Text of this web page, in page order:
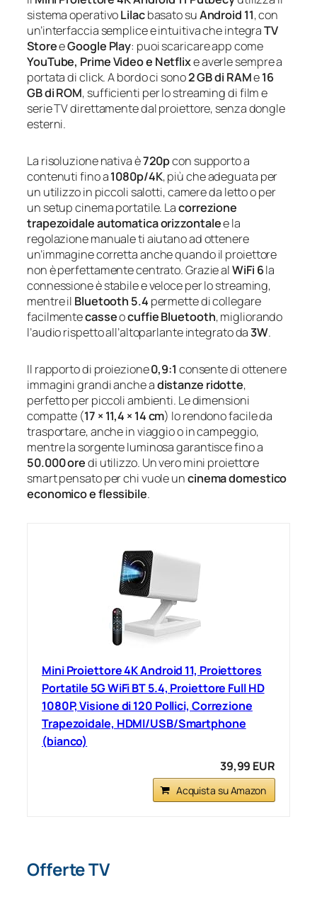
sistema operativoLilacbasato suAndroid 11, con
un’interfaccia semplice e intuitiva che integraTV
StoreeGoogle Play: puoi scaricare app come
YouTube, Prime Video e Netflixe averle sempre a
portata di click. A bordo ci sono2 GB di RAMe16
GB di ROM, sufficienti per lo streaming di film e
serie TV direttamente dal proiettore, senza dongle
esterni.
La risoluzione nativa è720pcon supporto a
contenuti fino a1080p/4K, più che adeguata per
un utilizzo in piccoli salotti, camere da letto o per
un setup cinema portatile. Lacorrezione
trapezoidale automatica orizzontalee la
regolazione manuale ti aiutano ad ottenere
un’immagine corretta anche quando il proiettore
non è perfettamente centrato. Grazie alWiFi 6la
connessione è stabile e veloce per lo streaming,
mentre il Bluetooth 5.4 permette di collegare
facilmentecasseocuffie Bluetooth, migliorando
l’audio rispetto all’altoparlante integrato da3W.
Il rapporto di proiezione0,9:1 consente di ottenere
immagini grandi anche adistanze ridotte,
perfetto per piccoli ambienti. Le dimensioni
compatte (17 × 11,4 × 14 cm) lo rendono facile da
trasportare, anche in viaggio o in campeggio,
mentre la sorgente luminosa garantisce fino a
50.000 oredi utilizzo. Un vero mini proiettore
smart pensato per chi vuole uncinema domestico
economico e flessibile.
Mini Proiettore 4K Android 11, Proiettores
Portatile 5G WiFi BT 5.4, Proiettore Full HD
1080P, Visione di 120 Pollici, Correzione
Trapezoidale, HDMI/USB/Smartphone
(bianco)
39,99 EUR
Acquista su Amazon
Offerte TV